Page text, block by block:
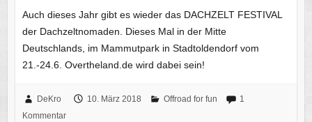
Auch dieses Jahr gibt es wieder das DACHZELT FESTIVAL
der Dachzeltnomaden. Dieses Mal in der Mitte
Deutschlands, im Mammutpark in Stadtoldendorf vom
21.-24.6. Overtheland.de wird dabei sein!
DeKro 10. März 2018 Offroad for fun
1
Kommentar